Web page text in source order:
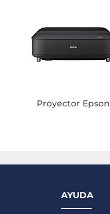
Proyector Epson
AYUDA